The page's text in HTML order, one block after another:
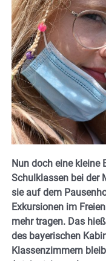
Nun doch eine kleine
Schulklassen bei der
sie auf dem
Exkursionen im
mehr tragen. Das
des bayerischen
Klassenzimmern